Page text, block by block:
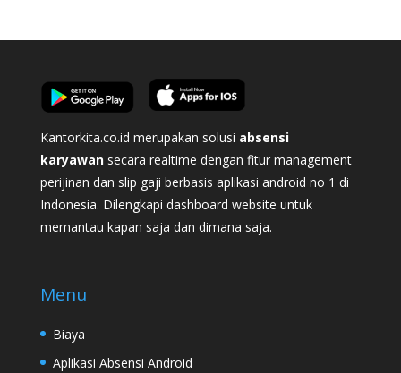
Kantorkita.co.id merupakan solusi absensi
karyawan secara realtime dengan fitur management
perijinan dan slip gaji berbasis aplikasi android no 1 di
Indonesia. Dilengkapi dashboard website untuk
memantau kapan saja dan dimana saja.
Menu
Biaya
Aplikasi Absensi Android